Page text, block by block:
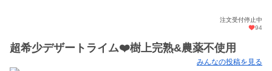
注文受付停止中
94
超希少デザートライム❤️樹上完熟&農薬不使用
みんなの投稿を見る